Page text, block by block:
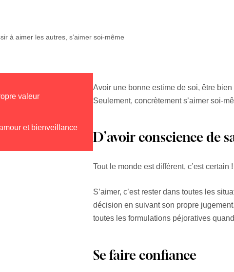
à aimer les autres, s’aimer soi-même
valeur
et bienveillance
Avoir une bonne estime de soi, être
Seulement, concrètement s’aimer soi-
D’avoir conscience de
Tout le monde est différent, c’est certain !
S’aimer, c’est rester dans toutes les
décision en suivant son propre
toutes les formulations péjoratives
Se faire confiance